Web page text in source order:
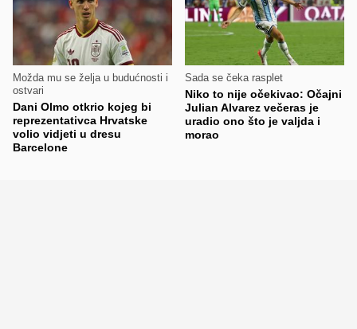
Možda mu se želja u budućnosti i
ostvari
Dani Olmo otkrio kojeg bi
reprezentativca Hrvatske
volio vidjeti u dresu
Barcelone
Sada se čeka rasplet
Niko to nije očekivao: Očajni
Julian Alvarez večeras je
uradio ono što je valjda i
morao